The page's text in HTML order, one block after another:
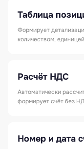
Таблица
Формирует
количеством,
Расчёт НДС
Автоматически
формирует счёт без
Номер и дата